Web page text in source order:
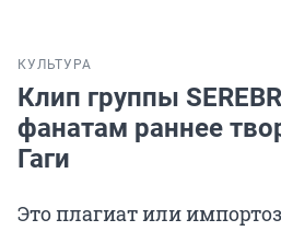
КУЛЬТУРА
Клип группы
фанатам раннее
Гаги
Это плагиат или